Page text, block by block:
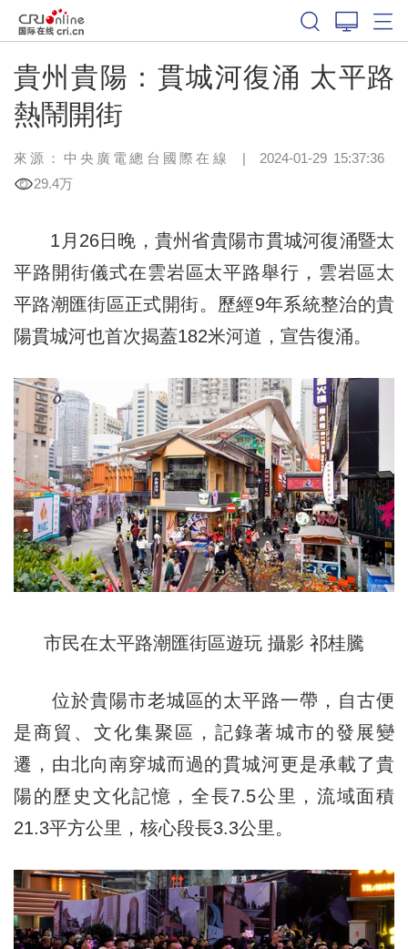
貴州貴陽：貫城河復涌 太平路
熱鬧開街
來源：中央廣電總台國際在線 | 2024-01-29 15:37:36
29.4万
1月26日晚，貴州省貴陽市貫城河復涌暨太
平路開街儀式在雲岩區太平路舉行，雲岩區太
平路潮匯街區正式開街。歷經9年系統整治的貴
陽貫城河也首次揭蓋182米河道，宣告復涌。
市民在太平路潮匯街區遊玩 攝影 祁桂騰
位於貴陽市老城區的太平路一帶，自古便
是商貿、文化集聚區，記錄著城市的發展變
遷，由北向南穿城而過的貫城河更是承載了貴
陽的歷史文化記憶，全長7.5公里，流域面積
21.3平方公里，核心段長3.3公里。